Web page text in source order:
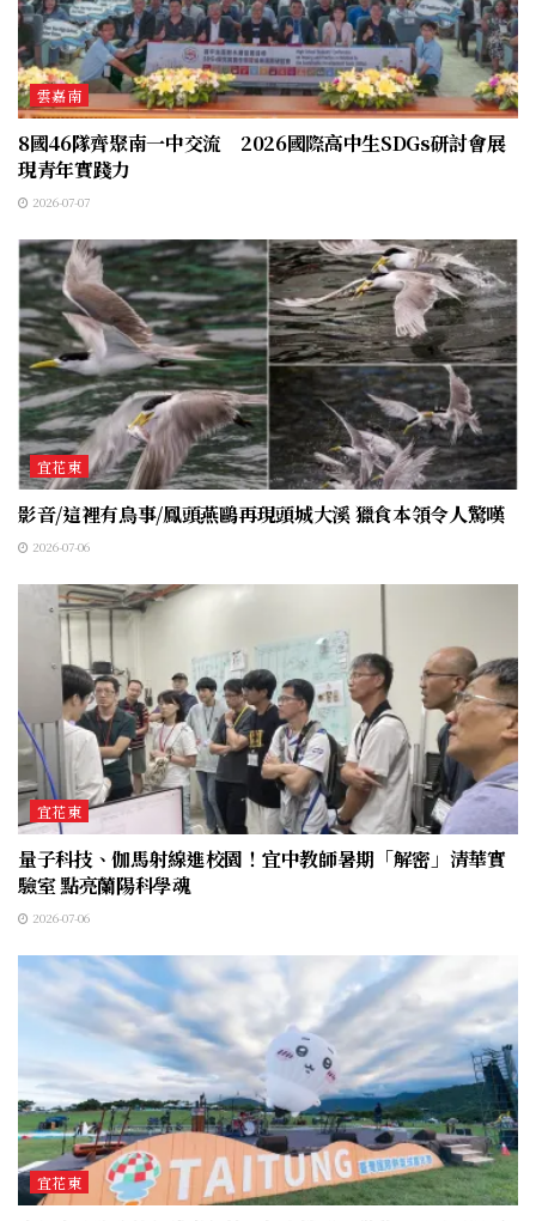
雲嘉南
8國46隊齊聚南一中交流 2026國際高中生SDGs研討會展
現青年實踐力
2026-07-07
宜花東
影音/這裡有鳥事/鳳頭燕鷗再現頭城大溪 獵食本領令人驚嘆
2026-07-06
宜花東
量子科技、伽馬射線進校園！宜中教師暑期「解密」清華實
驗室 點亮蘭陽科學魂
2026-07-06
宜花東